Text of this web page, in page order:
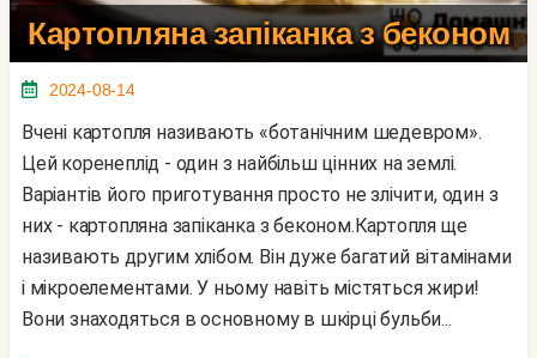
Картопляна запіканка з беконом
2024-08-14
Вчені картопля називають «ботанічним шедевром».
Цей коренеплід - один з найбільш цінних на землі.
Варіантів його приготування просто не злічити, один з
них - картопляна запіканка з беконом.Картопля ще
називають другим хлібом. Він дуже багатий вітамінами
і мікроелементами. У ньому навіть містяться жири!
Вони знаходяться в основному в шкірці бульби...